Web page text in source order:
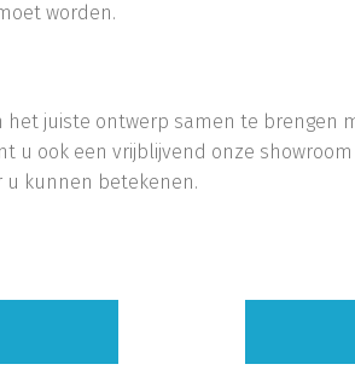
worden.
het juiste ontwerp samen te brengen
u ook een vrijblijvend onze
u kunnen betekenen.